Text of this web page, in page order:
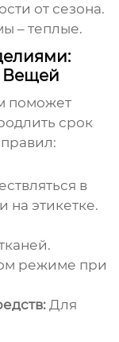
от сезона.
– теплые.
Вещей
поможет
срок
в
на этикетке.
режиме при
Для